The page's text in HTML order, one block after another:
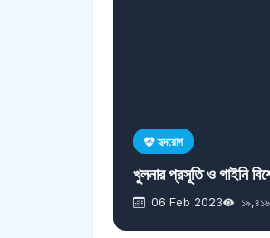
হৃদরোগ
খুলনার প্রসূতি ও গাইনি
06 Feb 2023 ১৯,৪১৬